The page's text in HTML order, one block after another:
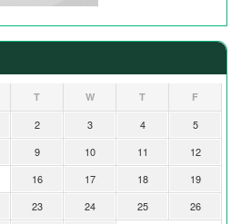
T W T F
2 3 4
5
9 10 11
12
16 17 18
19
23 24 25
26